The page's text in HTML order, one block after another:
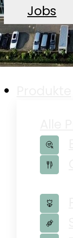
Jobs
News
Kontakt